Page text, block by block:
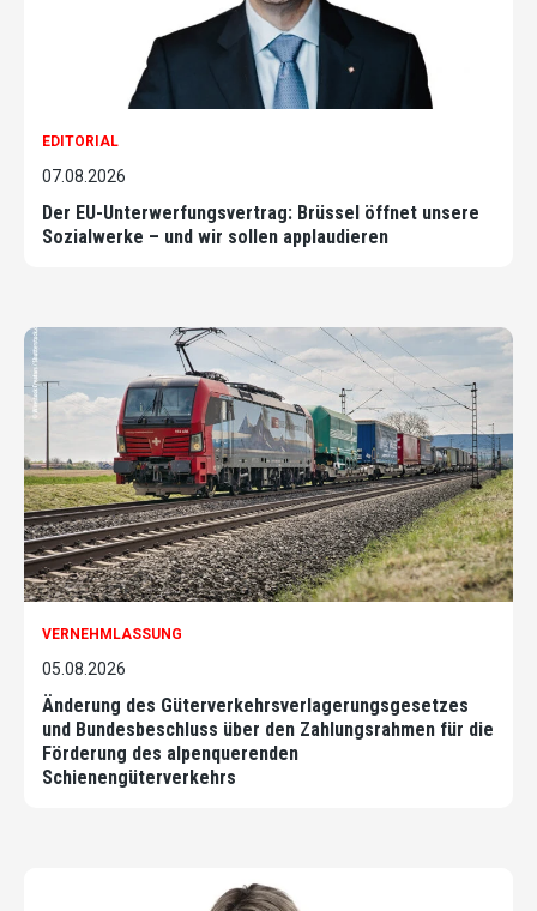
EDITORIAL
07.08.2026
Der EU-Unterwerfungsvertrag: Brüssel öffnet unsere
Sozialwerke – und wir sollen applaudieren
VERNEHMLASSUNG
05.08.2026
Änderung des Güterverkehrsverlagerungsgesetzes
und Bundesbeschluss über den Zahlungsrahmen für die
Förderung des alpenquerenden
Schienengüterverkehrs